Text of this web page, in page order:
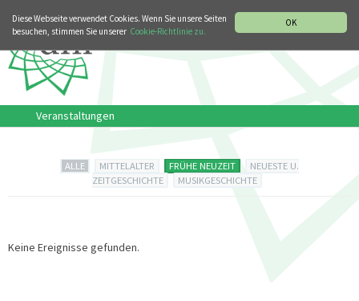
OK
Diese Webseite verwendet Cookies. Wenn Sie unsere Seiten
besuchen, stimmen Sie unserer Cookie-Richtlinie zu.
Veranstaltungen
ALLE MITTELALTER FRÜHE NEUZEIT
NEUESTE U.
ZEITGESCHICHTE
MUSIKGESCHICHTE
Keine Ereignisse gefunden.